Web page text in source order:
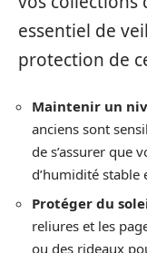
essentiel de
protection de
Maintenir un
anciens sont
de s’assurer que
d’humidité stable
Protéger du
reliures et les
ou des rideaux